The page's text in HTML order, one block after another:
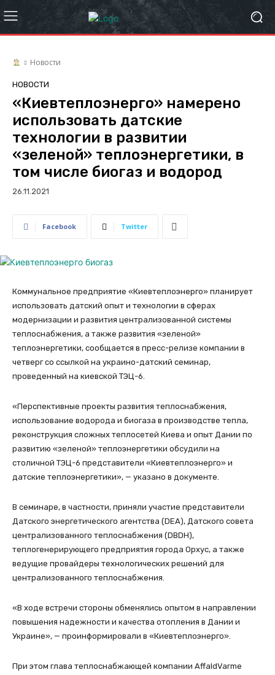
Новости
НОВОСТИ
«Киевтеплоэнерго» намерено
использовать датские
технологии в развитии
«зеленой» теплоэнергетики, в
том числе биогаз и водород
26.11.2021
Facebook Twitter
Коммунальное предприятие «Киевтеплоэнерго» планирует
использовать датский опыт и технологии в сферах
модернизации и развития централизованной системы
теплоснабжения, а также развития «зеленой»
теплоэнергетики, сообщается в пресс-релизе компании в
четверг со ссылкой на украино-датский семинар,
проведенный на киевской ТЭЦ-6.
«Перспективные проекты развития теплоснабжения,
использование водорода и биогаза в производстве тепла,
реконструкция сложных теплосетей Киева и опыт Дании по
развитию «зеленой» теплоэнергетики обсудили на
столичной ТЭЦ-6 представители «Киевтеплоэнерго» и
датские теплоэнергетики», — указано в документе.
В семинаре, в частности, приняли участие представители
Датского энергетического агентства (DEA), Датского совета
централизованного теплоснабжения (DBDH),
теплогенерирующего предприятия города Орхус, а также
ведущие провайдеры технологических решений для
централизованного теплоснабжения.
«В ходе встречи стороны обменялись опытом в направлении
повышения надежности и качества отопления в Дании и
Украине», — проинформировали в «Киевтеплоэнерго».
При этом глава теплоснабжающей компании AffaldVarme